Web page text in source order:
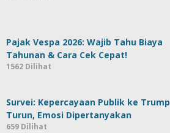
Pajak Vespa 2026: Wajib Tahu Biaya
Tahunan & Cara Cek Cepat!
1562 Dilihat
Survei: Kepercayaan Publik ke Trump
Turun, Emosi Dipertanyakan
659 Dilihat